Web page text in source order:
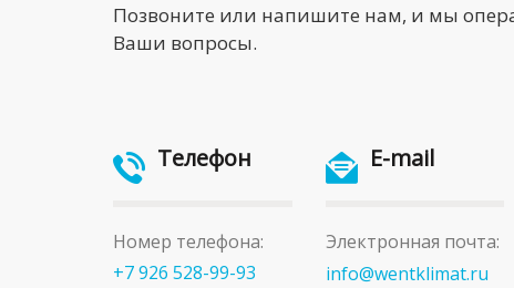
Позвоните или напишите нам, и мы
Ваши вопросы.
Телефон
Номер телефона:
+7 926 528-99-93
E-mail
Электронная почта:
info@wentklimat.ru